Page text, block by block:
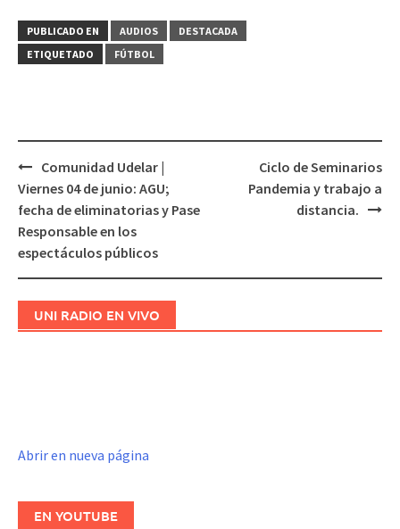
PUBLICADO EN AUDIOS
DESTACADA
ETIQUETADO
FÚTBOL
Navegación
de
entradas
Comunidad Udelar |
Viernes 04 de junio: AGU;
fecha de eliminatorias y Pase
Responsable en los
espectáculos públicos
Ciclo de Seminarios
Pandemia y trabajo a
distancia.
UNI RADIO EN VIVO
Abrir en nueva página
EN YOUTUBE